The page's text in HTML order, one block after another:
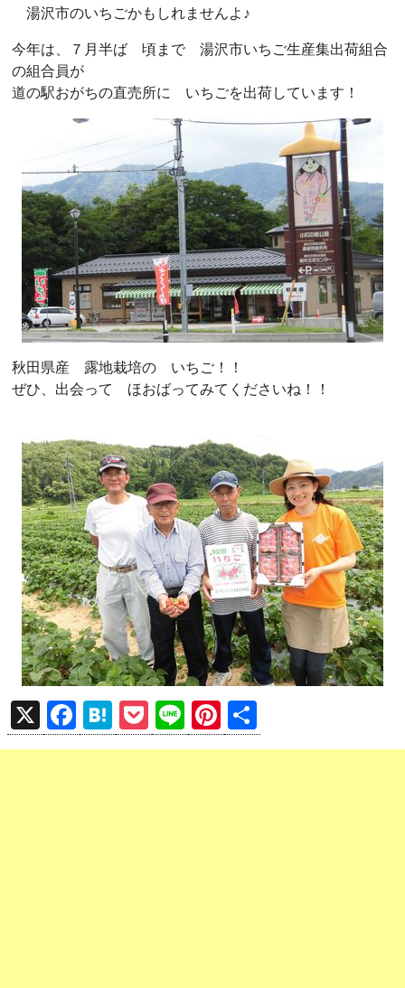
湯沢市のいちごかもしれませんよ♪
今年は、７月半ば 頃まで 湯沢市いちご生産集出荷組合
の組合員が
道の駅おがちの直売所に いちごを出荷しています！
秋田県産 露地栽培の いちご！！
ぜひ、出会って ほおばってみてくださいね！！
X
F
a
H
at
P
o
Li
n
Pi
nt 有